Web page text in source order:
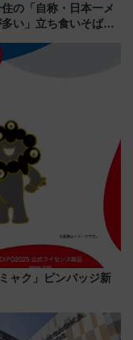
の「自称・日本一メ
い」立ち食いそば屋
と立ち食いそば』
～放送
ャク」ピンバッジ新